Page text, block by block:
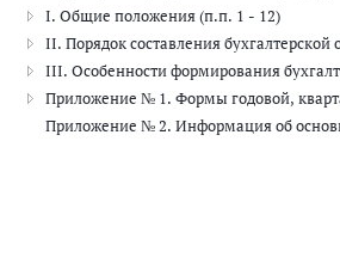
I. Общие положения (п.п. 1 - 12)
II. Порядок составления
III. Особенности формирования
Приложение № 1. Формы годовой,
Приложение № 2. Информация об